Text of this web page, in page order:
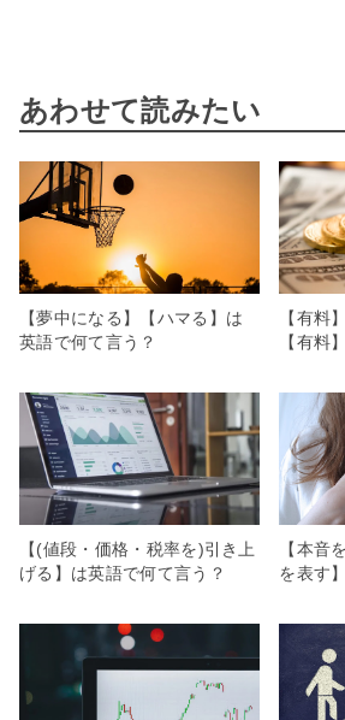
あわせて読みたい
【夢中になる】【ハマる】は
英語で何て言う？
【有料
【有料
【(値段・価格・税率を)引き上
げる】は英語で何て言う？
【本音
を表す